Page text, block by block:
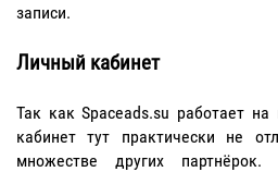
записи.
Личный кабинет
Так как Spaceads.su работает
кабинет тут практически не
множестве других